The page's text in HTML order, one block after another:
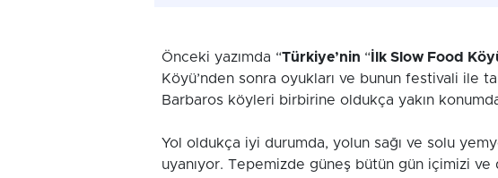
Önceki yazımda “Türkiye’nin “ İlk Slow Food
Köyü’nden sonra oyukları ve bunun festivali ile
Barbaros köyleri birbirine oldukça yakın
Yol oldukça iyi durumda, yolun sağı ve solu
uyanıyor. Tepemizde güneş bütün gün içimizi ve